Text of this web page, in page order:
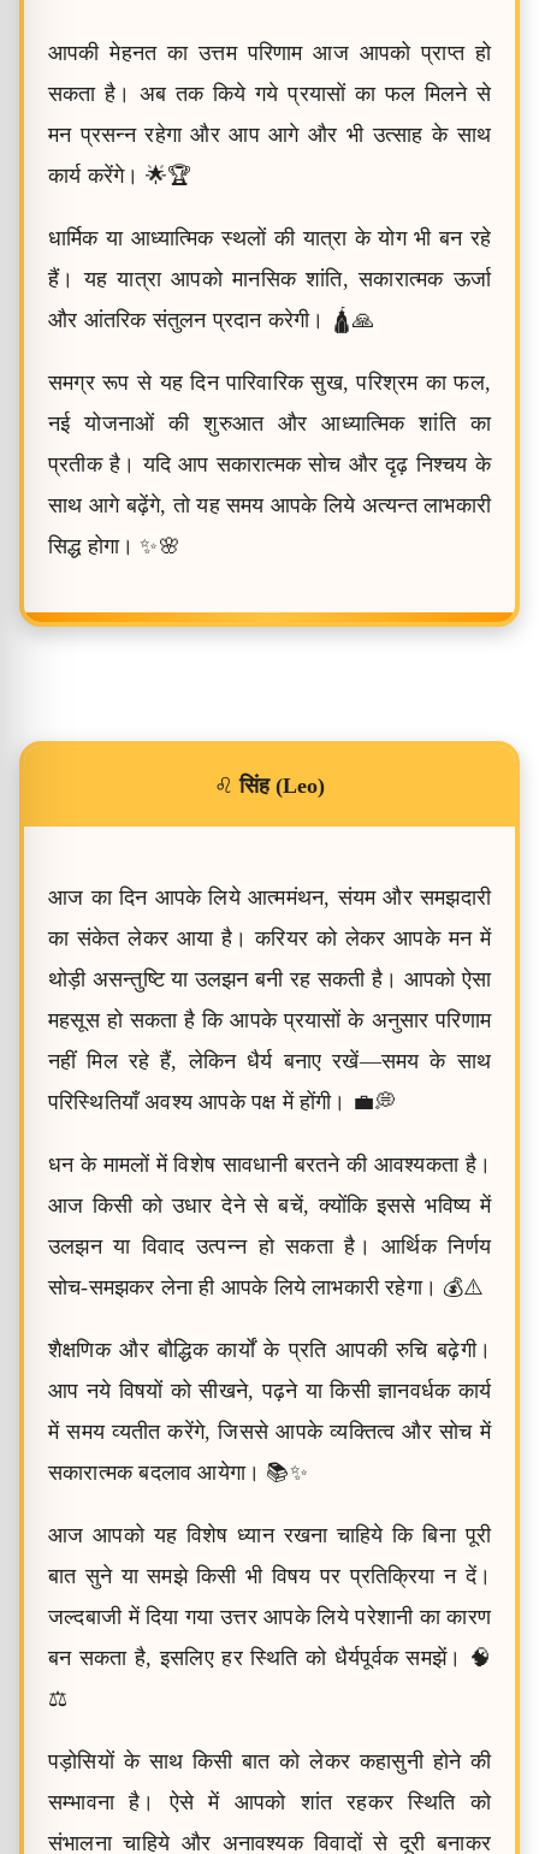
आपकी मेहनत का उत्तम परिणाम आज आपको प्राप्त हो
सकता है। अब तक किये गये प्रयासों का फल मिलने से
मन प्रसन्न रहेगा और आप आगे और भी उत्साह के साथ
कार्य करेंगे। 🌟🏆
धार्मिक या आध्यात्मिक स्थलों की यात्रा के योग भी बन रहे
हैं। यह यात्रा आपको मानसिक शांति, सकारात्मक ऊर्जा
और आंतरिक संतुलन प्रदान करेगी। 🛕🙏
समग्र रूप से यह दिन पारिवारिक सुख, परिश्रम का फल,
नई योजनाओं की शुरुआत और आध्यात्मिक शांति का
प्रतीक है। यदि आप सकारात्मक सोच और दृढ़ निश्चय के
साथ आगे बढ़ेंगे, तो यह समय आपके लिये अत्यन्त लाभकारी
सिद्ध होगा। ✨🌸
♌सिंह (Leo)
आज का दिन आपके लिये आत्ममंथन, संयम और समझदारी
का संकेत लेकर आया है। करियर को लेकर आपके मन में
थोड़ी असन्तुष्टि या उलझन बनी रह सकती है। आपको ऐसा
महसूस हो सकता है कि आपके प्रयासों के अनुसार परिणाम
नहीं मिल रहे हैं, लेकिन धैर्य बनाए रखें—समय के साथ
परिस्थितियाँ अवश्य आपके पक्ष में होंगी। 💼💭
धन के मामलों में विशेष सावधानी बरतने की आवश्यकता है।
आज किसी को उधार देने से बचें, क्योंकि इससे भविष्य में
उलझन या विवाद उत्पन्न हो सकता है। आर्थिक निर्णय
सोच-समझकर लेना ही आपके लिये लाभकारी रहेगा। 💰⚠️
शैक्षणिक और बौद्धिक कार्यों के प्रति आपकी रुचि बढ़ेगी।
आप नये विषयों को सीखने, पढ़ने या किसी ज्ञानवर्धक कार्य
में समय व्यतीत करेंगे, जिससे आपके व्यक्तित्व और सोच में
सकारात्मक बदलाव आयेगा। 📚✨
आज आपको यह विशेष ध्यान रखना चाहिये कि बिना पूरी
बात सुने या समझे किसी भी विषय पर प्रतिक्रिया न दें।
जल्दबाजी में दिया गया उत्तर आपके लिये परेशानी का कारण
बन सकता है, इसलिए हर स्थिति को धैर्यपूर्वक समझें। 🧠
⚖️
पड़ोसियों के साथ किसी बात को लेकर कहासुनी होने की
सम्भावना है। ऐसे में आपको शांत रहकर स्थिति को
संभालना चाहिये और अनावश्यक विवादों से दूरी बनाकर